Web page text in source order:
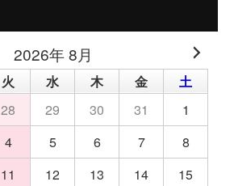
2026年 8月
火 水 木 金
土
28 29 30 31
1
4 5 6 7
8
11 12 13 14
15